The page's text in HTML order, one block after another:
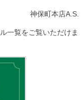
神保町本店A.S.
一覧をご覧いただけま